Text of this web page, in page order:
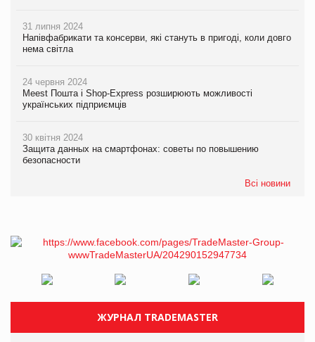
31 липня 2024
Напівфабрикати та консерви, які стануть в пригоді, коли довго
нема світла
24 червня 2024
Meest Пошта і Shop-Express розширюють можливості
українських підприємців
30 квітня 2024
Защита данных на смартфонах: советы по повышению
безопасности
Всі новини
ЖУРНАЛ TRADEMASTER